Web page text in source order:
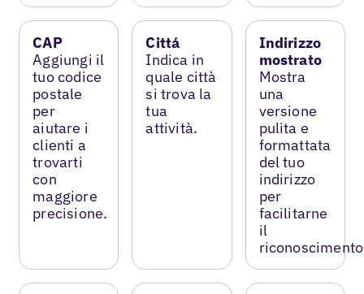
CAP
Aggiungi il
tuo codice
postale
per
aiutare i
clienti a
trovarti
con
maggiore
precisione.
Cittá
Indica in
quale città
si trova la
tua
attività.
Indirizzo
mostrato
Mostra
una
versione
pulita e
formattata
del tuo
indirizzo
per
facilitarne
il